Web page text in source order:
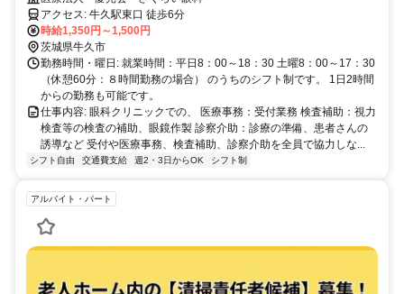
アクセス: 牛久駅東口 徒歩6分
時給1,350円～1,500円
茨城県牛久市
勤務時間・曜日: 就業時間：平日8：00～18：30 土曜8：00～17：30
（休憩60分：８時間勤務の場合） のうちのシフト制です。 1日2時間
からの勤務も可能です。
仕事内容: 眼科クリニックでの、 医療事務：受付業務 検査補助：視力
検査等の検査の補助、眼鏡作製 診察介助：診療の準備、患者さんの
誘導など 受付や医療事務、検査補助、診察介助を全員で協力しな...
シフト自由 交通費支給 週2・3日からOK シフト制
アルバイト・パート